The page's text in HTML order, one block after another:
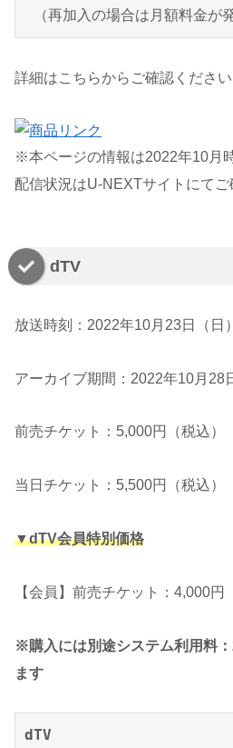
（再加入の場合は月額料金が
詳細はこちらからご確認くださ
※本ページの情報は2022年10月
配信状況はU-NEXTサイトにてご
dTV
放送時刻：2022年10月23日（日
アーカイブ期間：2022年10月28
前売チケット：5,000円（税込）
当日チケット：5,500円（税込）
▼dTV会員特別価格
【会員】前売チケット：4,000円
※購入には別途システム利用料
ます